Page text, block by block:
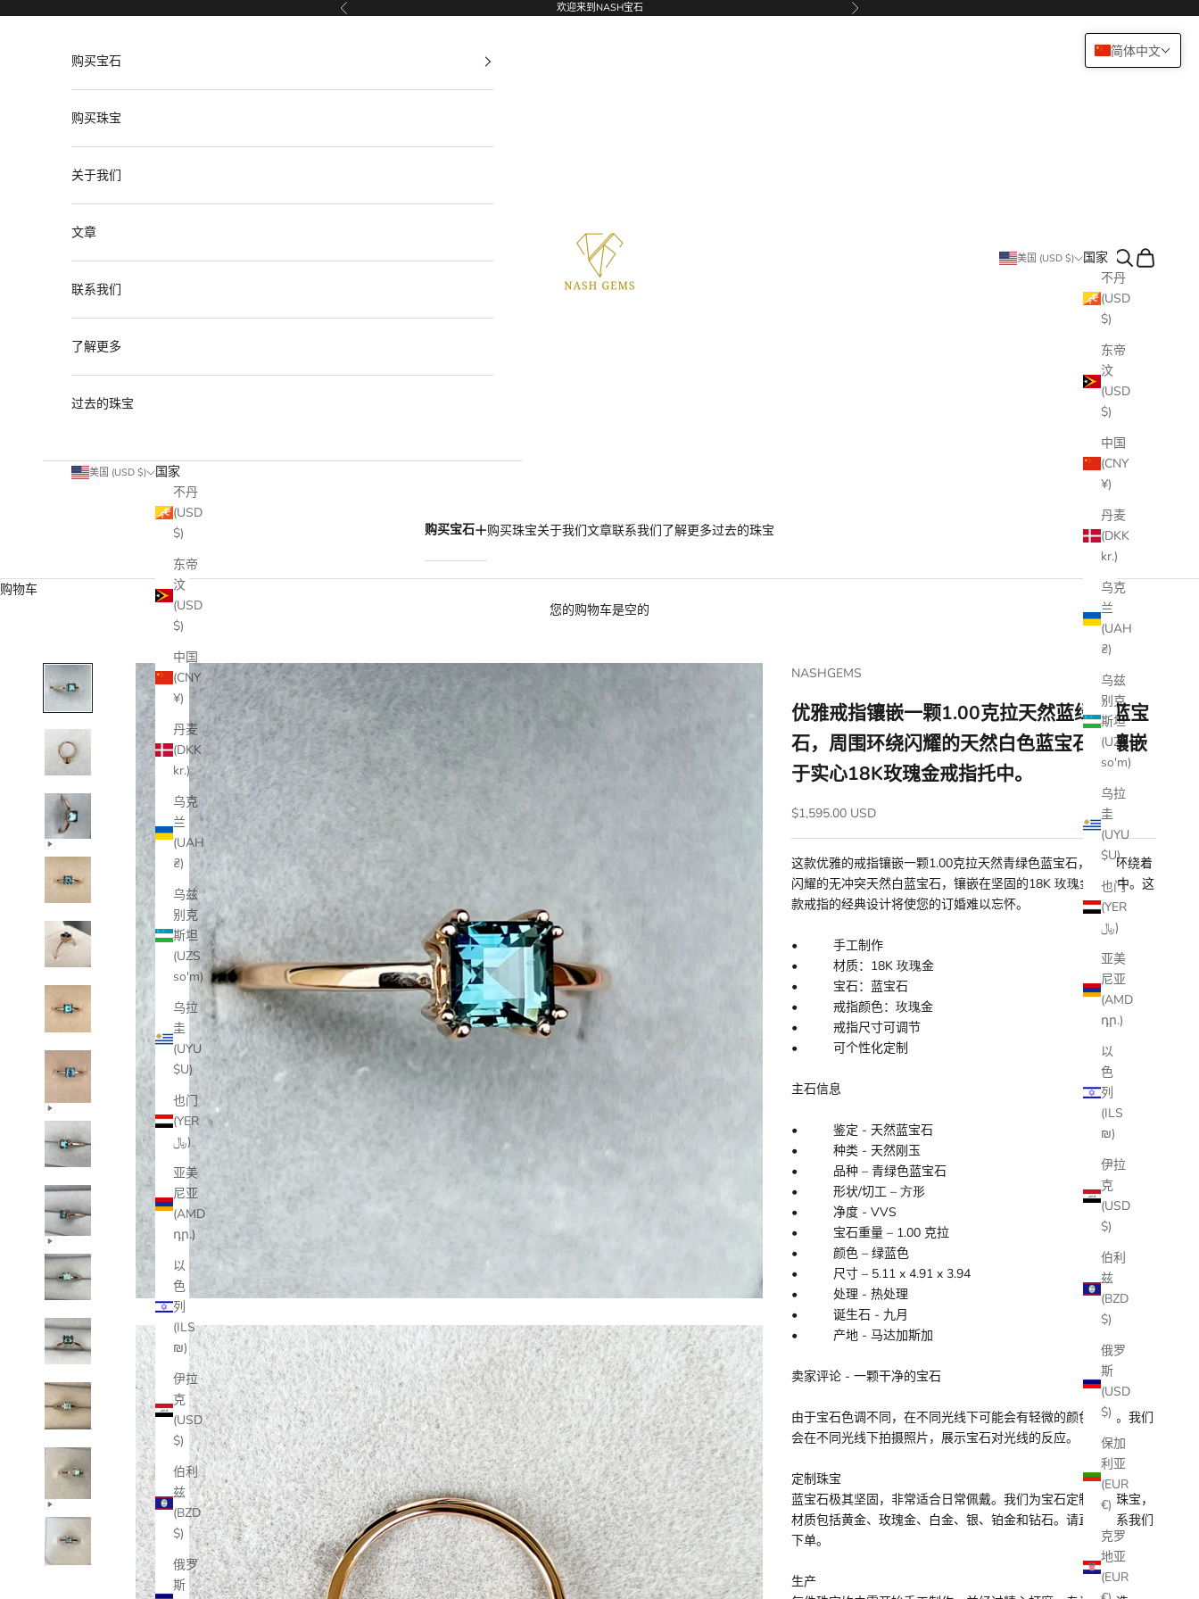
简体中文
上一个 欢迎来到NASH宝石 下一个
NASHGEMS
购买宝石 购买珠宝关于我们文章联系我们了解更多过去的珠宝
美国 (USD $)
国家
不丹
(USD
$)
东帝
汶
(USD
$)
中国
(CNY
¥)
丹麦
(DKK
kr.)
乌克
兰
(UAH
₴)
乌兹
别克
斯坦
(UZS
so'm)
乌拉
圭
(UYU
$U)
也门
(YER
﷼)
亚美
尼亚
(AMD
դր.)
以
色
列
(ILS
₪)
伊拉
克
(USD
$)
伯利
兹
(BZD
$)
俄罗
斯
(USD
$)
保加
利亚
(EUR
€)
克罗
地亚
(EUR
搜索购物车
购买宝石
购买珠宝
关于我们
文章
联系我们
了解更多
过去的珠宝
美国 (USD $)
国家
不丹
(USD
$)
东帝
汶
(USD
$)
中国
(CNY
¥)
丹麦
(DKK
kr.)
乌克
兰
(UAH
₴)
乌兹
别克
斯坦
(UZS
so'm)
乌拉
圭
(UYU
$U)
也门
(YER
﷼)
亚美
尼亚
(AMD
դր.)
以
色
列
(ILS
₪)
伊拉
克
(USD
$)
伯利
兹
(BZD
$)
俄罗
斯
购物车
您的购物车是空的
NASHGEMS
优雅戒指镶嵌一颗1.00克拉天然蓝绿色蓝宝
石，周围环绕闪耀的天然白色蓝宝石，镶嵌
于实心18K玫瑰金戒指托中。
促销价
$1,595.00 USD
这款优雅的戒指镶嵌一颗1.00克拉天然青绿色蓝宝石，周围环绕着
闪耀的无冲突天然白蓝宝石，镶嵌在坚固的18K玫瑰金戒托中。这
款戒指的经典设计将使您的订婚难以忘怀。
•
手工制作
•
材质：18K玫瑰金
•
宝石：蓝宝石
•
戒指颜色：玫瑰金
•
戒指尺寸可调节
•
可个性化定制
主石信息
•
鉴定 - 天然蓝宝石
•
种类 - 天然刚玉
•
品种 – 青绿色蓝宝石
•
形状/切工 –方形
•
净度 - VVS
•
宝石重量 – 1.00 克拉
•
颜色 – 绿蓝色
•
尺寸 – 5.11 x4.91 x3.94
•
处理 - 热处理
•
诞生石 - 九月
•
产地 - 马达加斯加
卖家评论 - 一颗干净的宝石
由于宝石色调不同，在不同光线下可能会有轻微的颜色差异。我们
会在不同光线下拍摄照片，展示宝石对光线的反应。
定制珠宝
蓝宝石极其坚固，非常适合日常佩戴。我们为宝石定制设计珠宝，
材质包括黄金、玫瑰金、白金、银、铂金和钻石。请直接联系我们
下单。
生产